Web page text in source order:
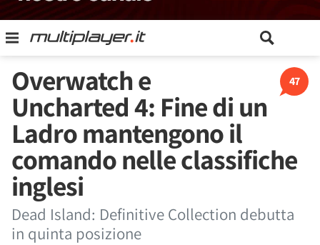
47
Overwatch e
Uncharted 4: Fine di un
Ladro mantengono il
comando nelle classifiche
inglesi
Dead Island: Definitive Collection debutta
in quinta posizione